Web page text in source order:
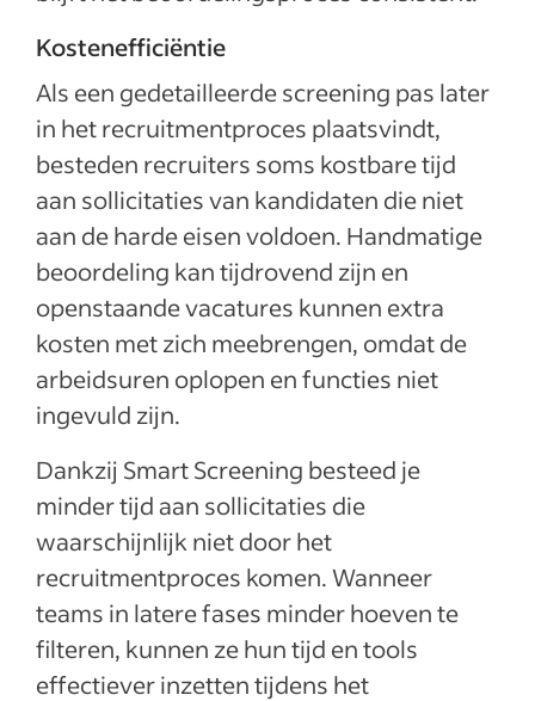
Kostenefficiëntie
Als een gedetailleerde screening pas later
in het recruitmentproces plaatsvindt,
besteden recruiters soms kostbare tijd
aan sollicitaties van kandidaten die niet
aan de harde eisen voldoen. Handmatige
beoordeling kan tijdrovend zijn en
openstaande vacatures kunnen extra
kosten met zich meebrengen, omdat de
arbeidsuren oplopen en functies niet
ingevuld zijn.
Dankzij Smart Screening besteed je
minder tijd aan sollicitaties die
waarschijnlijk niet door het
recruitmentproces komen. Wanneer
teams in latere fases minder hoeven te
filteren, kunnen ze hun tijd en tools
effectiever inzetten tijdens het